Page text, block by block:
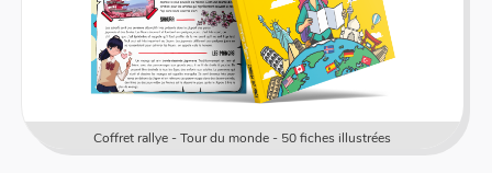
L'Odyssée d'Izia - Un livre dont les élèves sont les héros